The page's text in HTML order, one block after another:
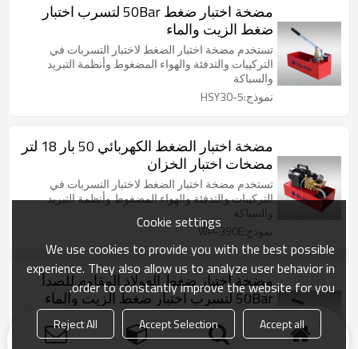
مضخة اختبار ضغط 50Bar لتسرب اختبار
ضغط الزيت والماء
تستخدم مضخة اختبار الضغط لاختبار التسربات في
التركيبات والتدفئة والهواء المضغوط وأنظمة التبريد
والسباكة
نموذج:HSY30-5
مضخة اختبار الضغط الكهربائي 50 بار 18 لتر
مضخات اختبار الخزان
تستخدم مضخة اختبار الضغط لاختبار التسربات في
التركيبات والتدفئة والهواء المضغوط وأنظمة التبريد
والسباكة
نموذج:WP-390E
مضخة اختبار ضغط الفولاذ المقاوم للصدأ
50Bar لتسرب اختبار ضغط الزيت والماء
تستخدم مضخة اختبار الضغط لاختبار التسربات في
التركيبات والتدفئة والهواء المضغوط وأنظمة التبريد
Cookie settings
We use cookies to provide you with the best possible
experience. They also allow us to analyze user behavior in
order to constantly improve the website for you.
Accept all
Accept Selection
Reject All